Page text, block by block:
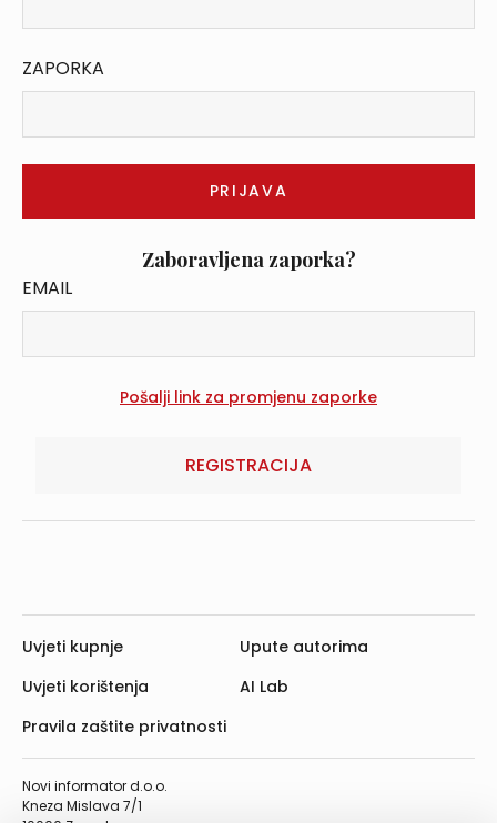
ZAPORKA
Zaboravljena zaporka?
EMAIL
REGISTRACIJA
Novi informator d.o.o.
Kneza Mislava 7/1
Uvjeti kupnje
Uvjeti korištenja
Pravila zaštite privatnosti
Upute autorima
AI Lab